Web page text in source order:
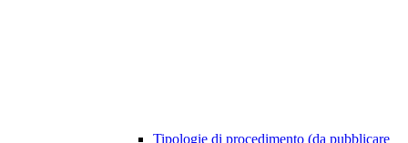
Tipologie di procedimento (da pubblicare